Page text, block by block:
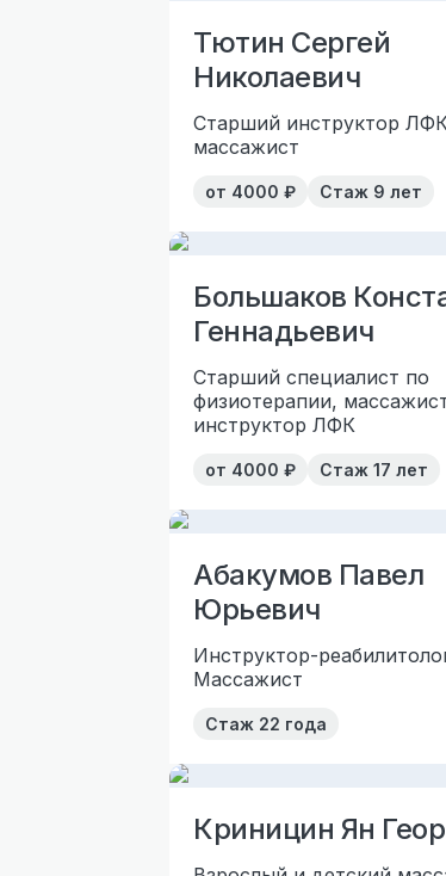
Тютин Сергей
Николаевич
Старший инструктор
массажист
от 4000 ₽ Стаж 9 лет
Большаков
Геннадьевич
Старший специалист по
физиотерапии,
инструктор ЛФК
от 4000 ₽ Стаж 17 лет
Абакумов Павел
Юрьевич
Инструктор-
Массажист
Стаж 22 года
Криницин Ян